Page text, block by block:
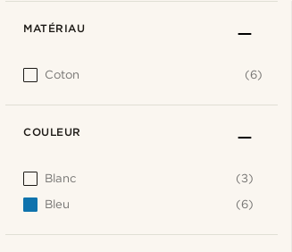
MATÉRIAU
Coton (6)
COULEUR
Blanc
(3)
Bleu
(6)